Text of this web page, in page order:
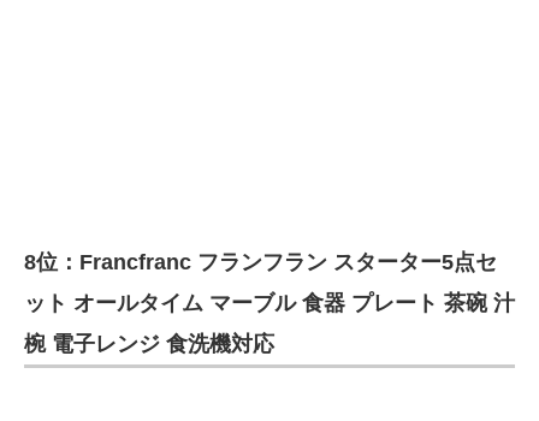
8位：Francfranc フランフラン スターター5点セ
ット オールタイム マーブル 食器 プレート 茶碗 汁
椀 電子レンジ 食洗機対応